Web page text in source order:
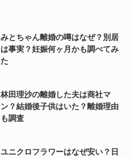
みとちゃん離婚の噂はなぜ？別居
は事実？妊娠何ヶ月かも調べてみ
た
林田理沙の離婚した夫は商社マ
ン？結婚後子供はいた？離婚理由
も調査
ユニクロフラワーはなぜ安い？日